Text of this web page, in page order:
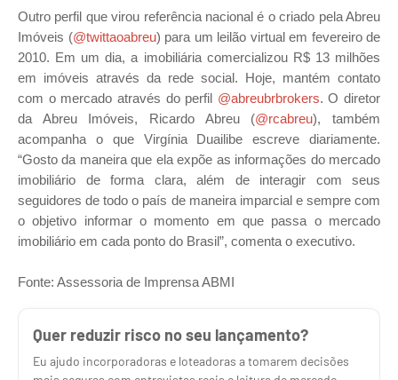
Outro perfil que virou referência nacional é o criado pela Abreu
Imóveis (@twittaoabreu) para um leilão virtual em fevereiro de
2010. Em um dia, a imobiliária comercializou R$ 13 milhões
em imóveis através da rede social. Hoje, mantém contato
com o mercado através do perfil @abreubrbrokers. O diretor
da Abreu Imóveis, Ricardo Abreu (@rcabreu), também
acompanha o que Virgínia Duailibe escreve diariamente.
“Gosto da maneira que ela expõe as informações do mercado
imobiliário de forma clara, além de interagir com seus
seguidores de todo o país de maneira imparcial e sempre com
o objetivo informar o momento em que passa o mercado
imobiliário em cada ponto do Brasil”, comenta o executivo.
Fonte: Assessoria de Imprensa ABMI
Quer reduzir risco no seu lançamento?
Eu ajudo incorporadoras e loteadoras a tomarem decisões